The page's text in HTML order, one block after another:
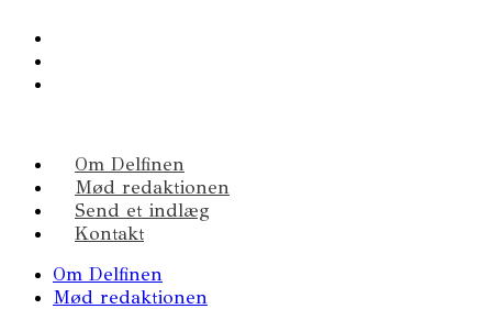
Om Delfinen
Mød redaktionen
Send et indlæg
Kontakt
Om Delfinen
Mød redaktionen